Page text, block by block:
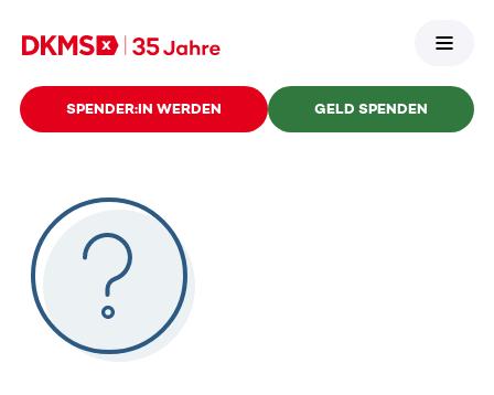
SPENDER:IN WERDEN GELD SPENDEN